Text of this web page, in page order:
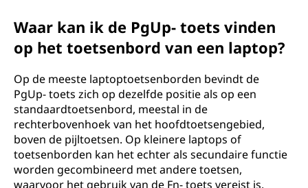
Waar kan ik de PgUp- toets vinden
op het toetsenbord van een laptop?
Op de meeste laptoptoetsenborden bevindt de
PgUp- toets zich op dezelfde positie als op een
standaardtoetsenbord, meestal in de
rechterbovenhoek van het hoofdtoetsengebied,
boven de pijltoetsen. Op kleinere laptops of
toetsenborden kan het echter als secundaire functie
worden gecombineerd met andere toetsen,
waarvoor het gebruik van de Fn- toets vereist is.